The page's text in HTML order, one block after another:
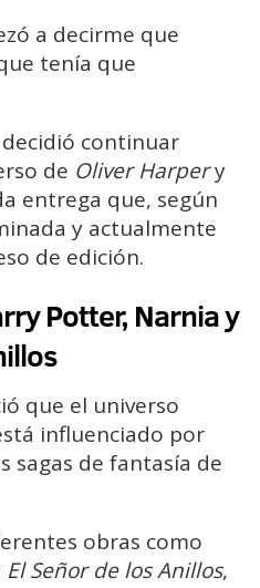
a decirme que
tenía que
continuar
de Oliver Harpery
entrega que, según
y actualmente
de edición.
Potter, Narnia y
que el universo
influenciado por
sagas de fantasía de
obras como
El Señor de los Anillos,